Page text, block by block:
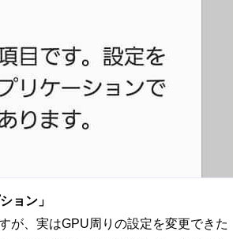
ョン」
が、実はGPU周りの設定を変更できた